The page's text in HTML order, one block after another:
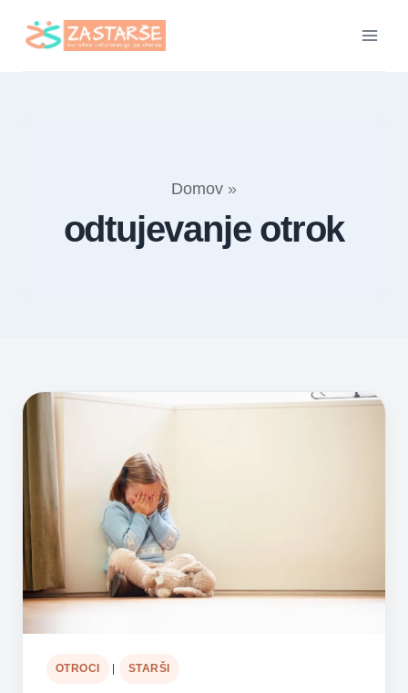
Domov »
odtujevanje otrok
OTROCI STARŠI